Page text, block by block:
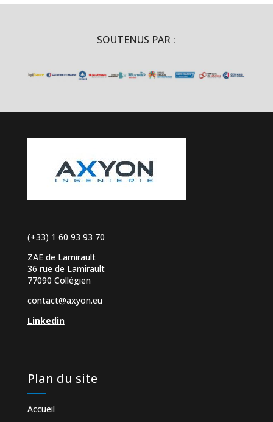
SOUTENUS PAR :
(+33) 1 60 93 93 70
ZAE de Lamirault
36 rue de Lamirault
77090 Collégien
contact@axyon.eu
Linkedin
Plan du site
Accueil